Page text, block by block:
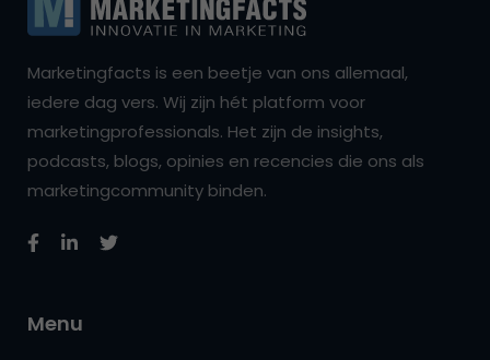
Marketingfacts is een beetje van ons allemaal,
iedere dag vers. Wij zijn hét platform voor
marketingprofessionals. Het zijn de insights,
podcasts, blogs, opinies en recencies die ons als
marketingcommunity binden.
Menu